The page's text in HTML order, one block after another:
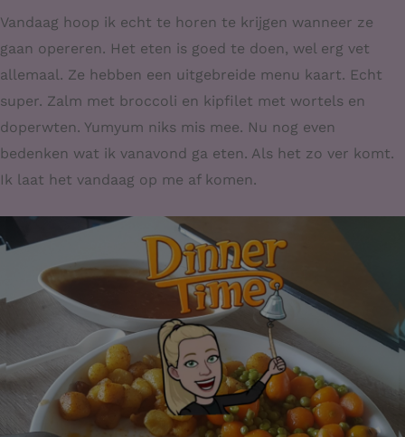
Vandaag hoop ik echt te horen te krijgen wanneer ze
gaan opereren. Het eten is goed te doen, wel erg vet
allemaal. Ze hebben een uitgebreide menu kaart. Echt
super. Zalm met broccoli en kipfilet met wortels en
doperwten. Yumyum niks mis mee. Nu nog even
bedenken wat ik vanavond ga eten. Als het zo ver komt.
Ik laat het vandaag op me af komen.